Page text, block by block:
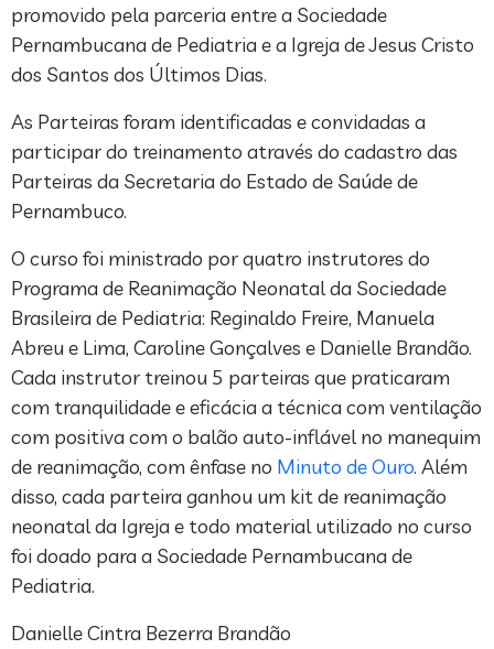
promovido pela parceria entre a Sociedade
Pernambucana de Pediatria e a Igreja de Jesus Cristo
dos Santos dos Últimos Dias.
As Parteiras foram identificadas e convidadas a
participar do treinamento através do cadastro das
Parteiras da Secretaria do Estado de Saúde de
Pernambuco.
O curso foi ministrado por quatro instrutores do
Programa de Reanimação Neonatal da Sociedade
Brasileira de Pediatria: Reginaldo Freire, Manuela
Abreu e Lima, Caroline Gonçalves e Danielle Brandão.
Cada instrutor treinou 5 parteiras que praticaram
com tranquilidade e eficácia a técnica com ventilação
com positiva com o balão auto-inflável no manequim
de reanimação, com ênfase no Minuto de Ouro. Além
disso, cada parteira ganhou um kit de reanimação
neonatal da Igreja e todo material utilizado no curso
foi doado para a Sociedade Pernambucana de
Pediatria.
Danielle Cintra Bezerra Brandão